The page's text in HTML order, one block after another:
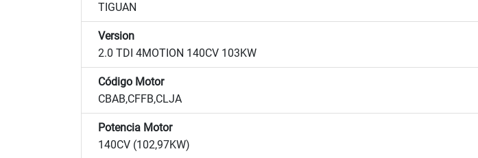
TIGUAN
Version
2.0 TDI 4MOTION 140CV 103KW
Código Motor
CBAB,CFFB,CLJA
Potencia Motor
140CV (102,97KW)